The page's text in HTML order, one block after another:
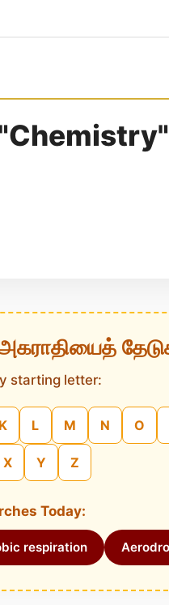
starting letter:
K L M N O
X Y Z
Today:
respiration